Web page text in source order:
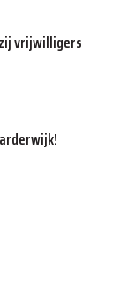
vrijwilligers